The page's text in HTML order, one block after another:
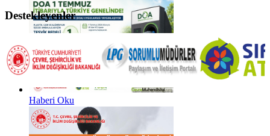
Haberi Oku
Destekleyenler